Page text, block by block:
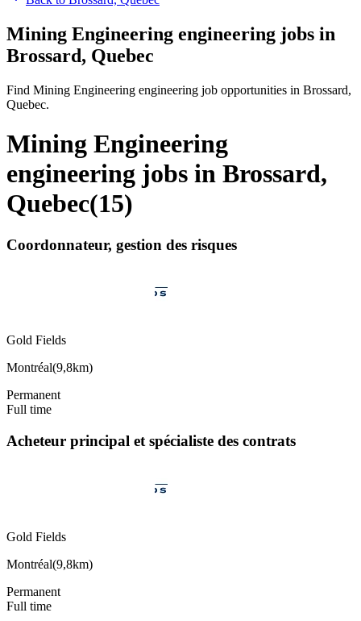
Mining Engineering engineering jobs in
Brossard, Quebec
Find Mining Engineering engineering job opportunities in Brossard,
Quebec.
Mining Engineering
engineering jobs in Brossard,
Quebec(15)
Coordonnateur, gestion des risques
Gold Fields
Montréal(9,8km)
Permanent
Full time
Acheteur principal et spécialiste des contrats
Gold Fields
Montréal(9,8km)
Permanent
Full time